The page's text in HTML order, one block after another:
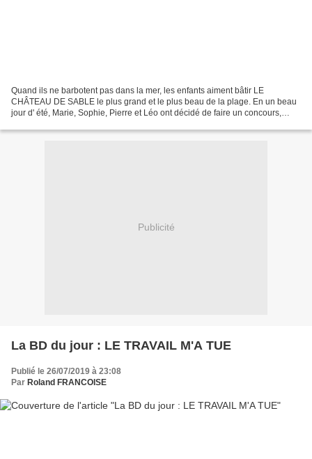
Quand ils ne barbotent pas dans la mer, les enfants aiment bâtir LE
CHÂTEAU DE SABLE le plus grand et le plus beau de la plage. En un beau
jour d' été, Marie, Sophie, Pierre et Léo ont décidé de faire un concours,
Publicité
La BD du jour : LE TRAVAIL M'A TUE
Publié le 26/07/2019 à 23:08
Par Roland FRANCOISE